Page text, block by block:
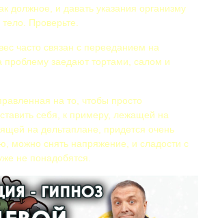
должное, и давать указания организму
Проверьте.
часто связан с перееданием на
проблему заедают тортами, салом и
на то, чтобы просто
себя, к примеру, лежащей на
на дельтаплане, придется очень
можно снять напряжение, и сладости с
не понадобятся.